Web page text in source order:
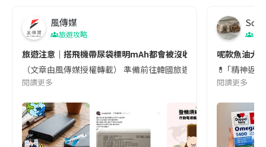
風傳媒
旅遊攻略
旅遊注意｜搭飛機帶尿袋標明mAh都會被沒收😱出發前切記檢查
（文章由風傳媒授權轉載） 準備前往韓國旅遊的民眾，近期要
閱讀更多
Soul
呢款魚油大
💊 ｢精神返
閱讀更多